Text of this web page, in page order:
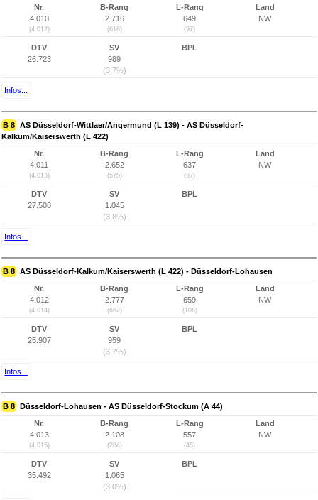
Nr.
4.010
(4.012)
B-Rang
2.716
(618)
L-Rang
649
(97)
Land
NW
DTV
26.723
SV
989
(3,7%)
BPL
Infos...
B 8 AS Düsseldorf-Wittlaer/Angermund (L 139) - AS Düsseldorf-
Kalkum/Kaiserswerth (L 422)
Nr.
4.011
(4.013)
B-Rang
2.652
(575)
L-Rang
637
(87)
Land
NW
DTV
27.508
SV
1.045
(3,8%)
BPL
Infos...
B 8 AS Düsseldorf-Kalkum/Kaiserswerth (L 422) - Düsseldorf-Lohausen
Nr.
4.012
(4.014)
B-Rang
2.777
(662)
L-Rang
659
(106)
Land
NW
DTV
25.907
SV
959
(3,7%)
BPL
Infos...
B 8 Düsseldorf-Lohausen - AS Düsseldorf-Stockum (A 44)
Nr.
4.013
(4.015)
B-Rang
2.108
(284)
L-Rang
557
(45)
Land
NW
DTV
35.492
SV
1.065
(3,0%)
BPL